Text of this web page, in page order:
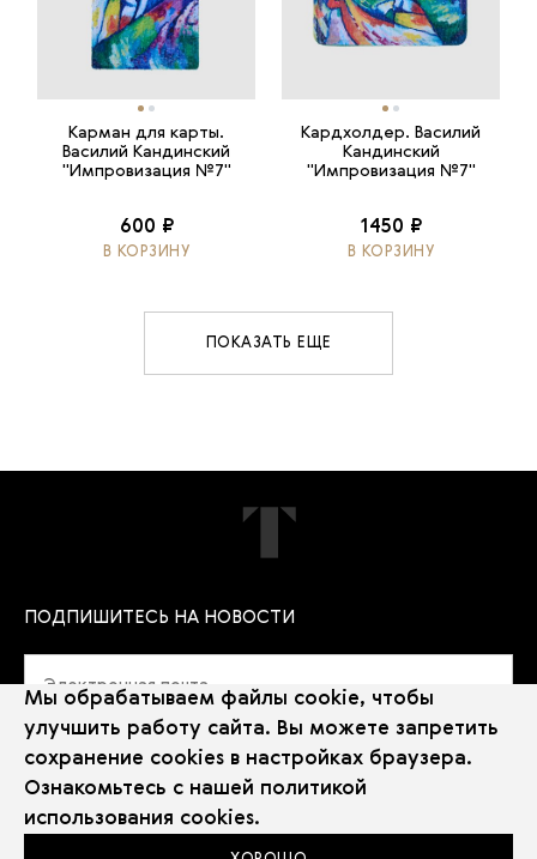
Карман для карты.
Василий Кандинский
"Импровизация №7"
600 ₽
В КОРЗИНУ
Кардхолдер. Василий
Кандинский
"Импровизация №7"
1450 ₽
В КОРЗИНУ
ПОКАЗАТЬ ЕЩЕ
ПОДПИШИТЕСЬ НА НОВОСТИ
Политика использования Cookie
Использование рекомендательных технологий
2026 © Государственная Третьяковская галерея
Сайт Третьяковской галереи
Мы обрабатываем файлы cookie, чтобы
улучшить работу сайта. Вы можете запретить
сохранение cookies в настройках браузера.
Ознакомьтесь с нашей политикой
использования cookies.